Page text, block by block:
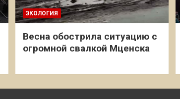
ЭКОЛОГИЯ
Весна обострила ситуацию с
огромной свалкой Мценска